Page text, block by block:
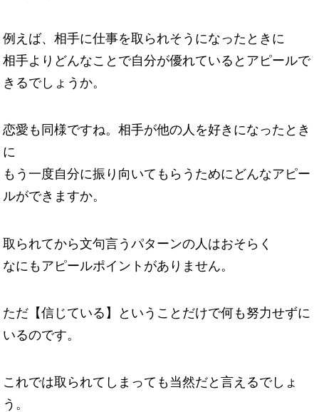
例えば、相手に仕事を取られそうになったときに
相手よりどんなことで自分が優れているとアピールで
きるでしょうか。
恋愛も同様ですね。相手が他の人を好きになったとき
に
もう一度自分に振り向いてもらうためにどんなアピー
ルができますか。
取られてから文句言うパターンの人はおそらく
なにもアピールポイントがありません。
ただ【信じている】ということだけで何も努力せずに
いるのです。
これでは取られてしまっても当然だと言えるでしょ
う。